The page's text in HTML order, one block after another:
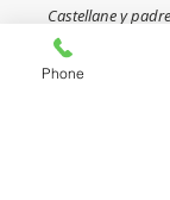
Castellane y
Delgado
ISBN 979-10-
Phone